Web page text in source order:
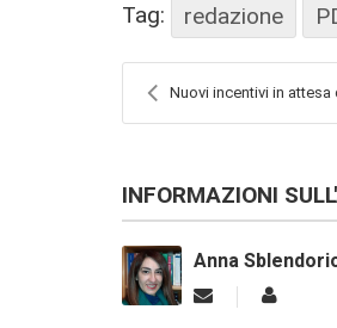
Tag: redazione
Nuovi incentivi in
INFORMAZIONI
Anna